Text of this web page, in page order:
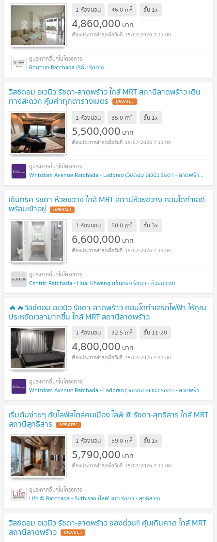
1 ห้องนอน 46.0 m2 ชั้น 1x
4,860,000 บาท
15/07/2026 7:11:00
Rhythm Ratchada (ริธึ่ม รัชดา)
วิสซ์ดอม อเวนิว รัชดา-ลาดพร้าว ใกล้ MRT สถานีลาดพร้าว เดิน
ทางสะดวก คุ้มค่าทุกตารางเมตร UPDATE !
1 ห้องนอน 35.0 m2 ชั้น 1x
5,500,000 บาท
15/07/2026 7:11:00
Whizdom Avenue Ratchada - Ladprao (วิซดอม อเวนิว รัชดา - ลาดพร้าว)
เซ็นทริค รัชดา-ห้วยขวาง ใกล้ MRT สถานีห้วยขวาง คอนโดทำเลดี
พร้อมเข้าอยู่ UPDATE !
1 ห้องนอน 50.0 m2 ชั้น 3x
6,600,000 บาท
15/07/2026 7:11:00
Centric Ratchada - Huai Khwang (เซ็นทริค รัชดา - ห้วยขวาง)
🔥🔥วิสซ์ดอม อเวนิว รัชดา-ลาดพร้าว คอนโดทำเลรถไฟฟ้า ให้คุณ
ประหยัดเวลามากขึ้น ใกล้ MRT สถานีลาดพร้าว
1 ห้องนอน 32.5 m2 ชั้น 11-20
4,800,000 บาท
15/07/2026 7:11:00
Whizdom Avenue Ratchada - Ladprao (วิซดอม อเวนิว รัชดา - ลาดพร้าว)
เริ่มต้นง่ายๆ กับไลฟ์สไตล์คนเมือง ไลฟ์ @ รัชดา-สุทธิสาร ใกล้ MRT
สถานีสุทธิสาร UPDATE !
1 ห้องนอน 59.0 m2 ชั้น 1x
5,790,000 บาท
15/07/2026 7:11:00
Life @ Ratchada - Suthisan (ไลฟ์ แอท รัชดา - สุทธิสาร)
วิสซ์ดอม อเวนิว รัชดา-ลาดพร้าว จองด่วน!! คุ้มเกินคาด ใกล้ MRT
สถานีลาดพร้าว UPDATE !